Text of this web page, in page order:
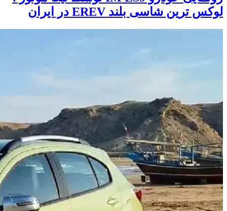
لوکس ترین شاسی بلند EREV در ایران